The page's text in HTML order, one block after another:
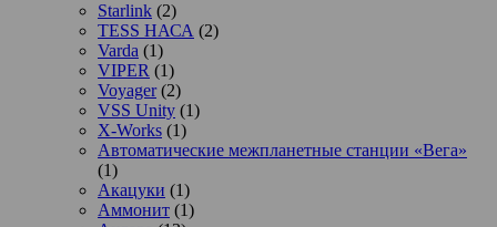
Starlink (2)
TESS НАСА (2)
Varda (1)
VIPER (1)
Voyager(2)
VSS Unity (1)
X-Works (1)
Автоматические межпланетные станции «Вега»
(1)
Акацуки (1)
Аммонит (1)